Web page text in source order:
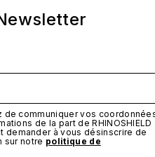
de communiquer vos
de la part de RHINOSHIELD
demander à vous désinscrire de
sur notre politique de